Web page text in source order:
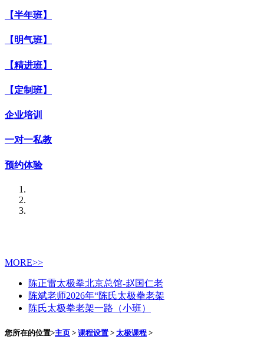
【半年班】
【明气班】
【精进班】
【定制班】
企业培训
一对一私教
预约体验
MORE>>
陈正雷太极拳北京总馆-赵国仁老
陈斌老师2026年“陈氏太极拳老架
陈氏太极拳老架一路（小班）
您所在的位置>主页 > 课程设置 > 太极课程 >